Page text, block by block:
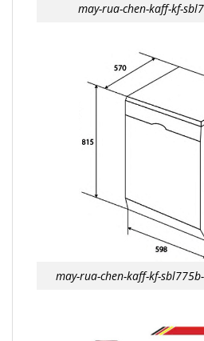
may-rua-chen-kaff-kf-
may-rua-chen-kaff-kf-